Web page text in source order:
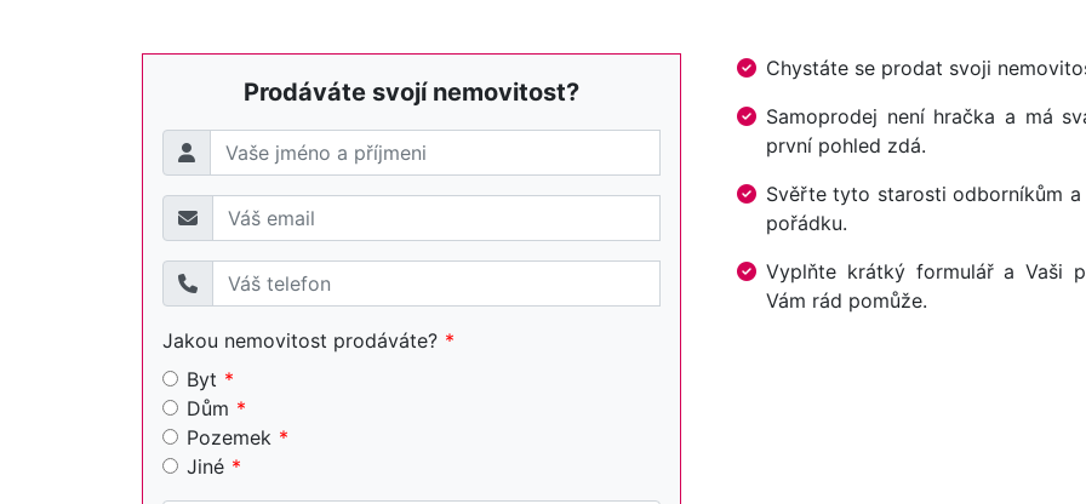
Prodáváte svojí nemovitost?
Jakou nemovitost prodáváte?
Byt
Dům
Pozemek
Jiné
Chystáte se prodat svoji
Samoprodej není hračka a má
první pohled zdá.
Svěřte tyto starosti odborníkům
pořádku.
Vyplňte krátký formulář a Vaši
Vám rád pomůže.